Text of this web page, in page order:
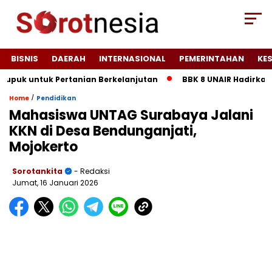
BISNIS DAERAH INTERNASIONAL PEMERINTAHAN
untuk Pertanian Berkelanjutan BBK 8 UNAIR Hadirkan
Home / Pendidikan
Mahasiswa UNTAG Surabaya Jalani
KKN di Desa Bendunganjati,
Mojokerto
Sorotankita
- Redaksi
Jumat, 16 Januari 2026